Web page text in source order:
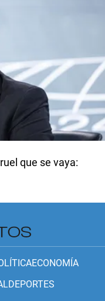
que se vaya:
ECONOMÍA
DEPORTES